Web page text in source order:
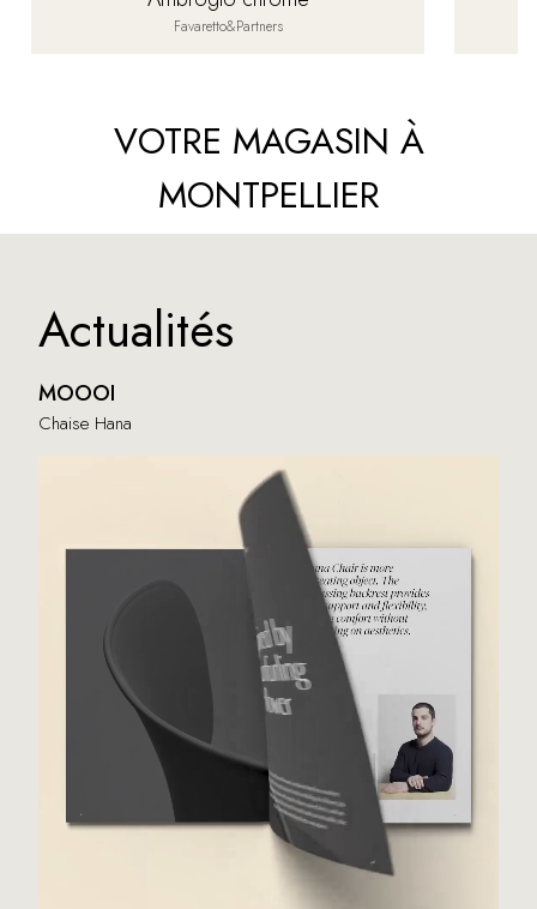
Favaretto&Partners
VOTRE MAGASIN À
MONTPELLIER
Actualités
MOOOI
Chaise Hana